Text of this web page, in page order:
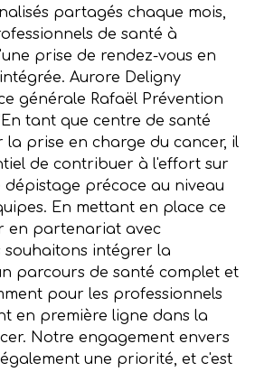
partagés chaque mois,
de santé à
prise de rendez-vous en
Aurore Deligny
générale Rafaël Prévention
tant que centre de santé
la prise en charge du cancer, il
de contribuer à l'effort sur
précoce au niveau
En mettant en place ce
en partenariat avec
souhaitons intégrer la
parcours de santé complet et
pour les professionnels
en première ligne dans la
Notre engagement envers
une priorité, et c'est